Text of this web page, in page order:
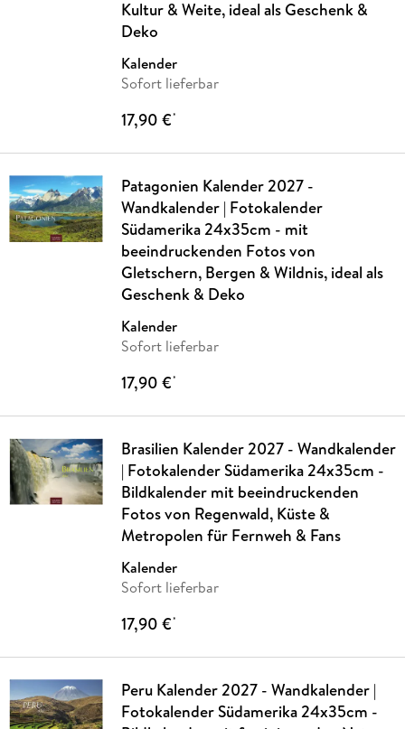
Kultur & Weite, ideal als Geschenk &
Deko
Kalender
Sofort lieferbar
17,90 €*
Patagonien Kalender 2027 -
Wandkalender | Fotokalender
Südamerika 24x35cm - mit
beeindruckenden Fotos von
Gletschern, Bergen & Wildnis, ideal als
Geschenk & Deko
Kalender
Sofort lieferbar
17,90 €*
Brasilien Kalender 2027 - Wandkalender
| Fotokalender Südamerika 24x35cm -
Bildkalender mit beeindruckenden
Fotos von Regenwald, Küste &
Metropolen für Fernweh & Fans
Kalender
Sofort lieferbar
17,90 €*
Peru Kalender 2027 - Wandkalender |
Fotokalender Südamerika 24x35cm -